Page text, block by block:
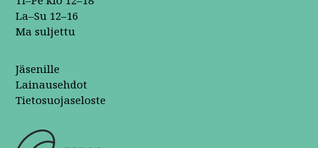
La–Su 12–16
Ma suljettu
Jäsenille
Lainausehdot
Tietosuojaseloste